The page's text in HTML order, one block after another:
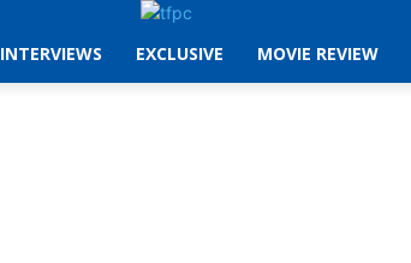
INTERVIEWS EXCLUSIVE MOVIE REVIEW